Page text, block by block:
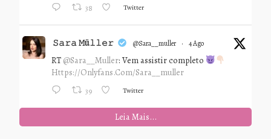
38 Twitter
𝚂𝚊𝚛𝚊 𝙼ü𝚕𝚕𝚎𝚛 @sara__muller · 4 Ago
RT @Sara__Muller: Vem assistir completo
Https://onlyfans.com/sara__muller
39 Twitter
Leia Mais...